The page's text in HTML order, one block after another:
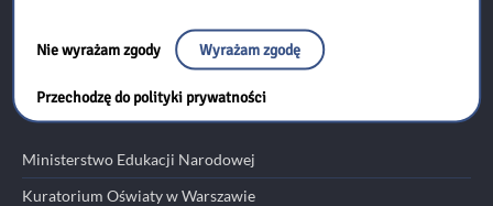
tel./fax: 48 518 306 389 email:szydlowiec@bp.radom.pl
Przydatne linki
Ministerstwo Edukacji Narodowej
Kuratorium Oświaty w Warszawie
Nie wyrażam zgody Wyrażam zgodę
Przechodzę do polityki prywatności